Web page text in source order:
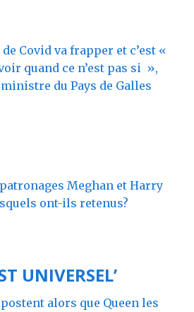
Covid va frapper et c’est «
quand ce n’est pas si »,
du Pays de Galles
Meghan et Harry
ont-ils retenus?
UNIVERSEL’
alors que Queen les